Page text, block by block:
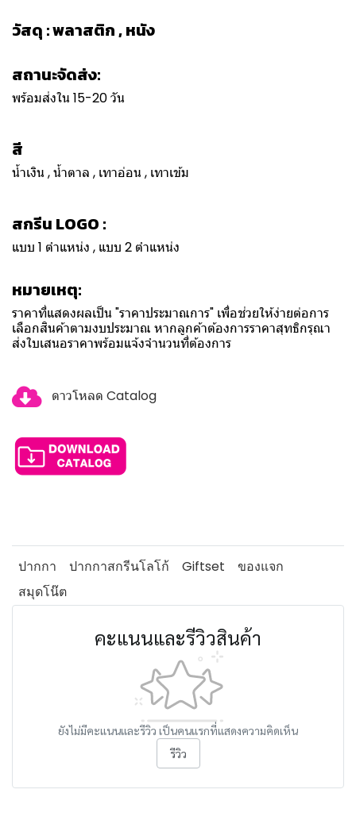
วัสดุ : พลาสติก , หนัง
สถานะจัดส่ง:
พร้อมส่งใน 15-20 วัน
สี
น้ำเงิน , น้ำตาล , เทาอ่อน , เทาเข้ม
สกรีน LOGO :
แบบ 1 ตำแหน่ง , แบบ 2 ตำแหน่ง
หมายเหตุ:
ราคาที่แสดงผลเป็น "ราคาประมาณการ" เพื่อช่วยให้ง่ายต่อการ
เลือกสินค้าตามงบประมาณ หากลูกค้าต้องการราคาสุทธิกรุณา
ส่งใบเสนอราคาพร้อมแจ้งจำนวนที่ต้องการ
ดาวโหลด Catalog
ปากกา ปากกาสกรีนโลโก้ Giftset
ของแจก
สมุดโน๊ต
คะแนนและรีวิวสินค้า
ยังไม่มีคะแนนและรีวิว เป็นคนแรกที่แสดงความคิดเห็น
รีวิว